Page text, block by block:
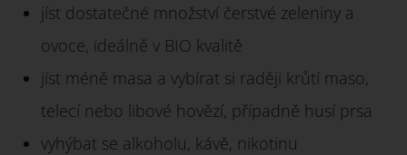
jíst dostatečné množství čerstvé zeleniny a
ovoce, ideálně v BIO kvalitě
jíst méně masa a vybírat si raději krůtí maso,
telecí nebo libové hovězí, případně husí prsa
vyhýbat se alkoholu, kávě, nikotinu